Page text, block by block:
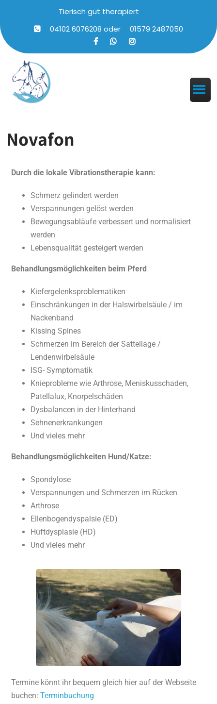
Tierisch gut therapiert
04102 6076208 oder 01579 2487050
Novafon
Durch die lokale Vibrationstherapie kann:
Schmerz gelindert werden
Verspannungen gelöst werden
Bewegungsabläufe verbessert und normalisiert
werden
Lebensqualität gesteigert werden
Behandlungsmöglichkeiten beim Pferd
Kiefergelenksproblematiken
Einschränkungen in der Halswirbelsäule / im
Nackenband
Kissing Spines
Schmerzen im Bereich der Sattellage /
Lendenwirbelsäule
ISG- Symptomatik
Knieprobleme wie Arthrose, Meniskusschaden,
Patellalux, Knorpelschäden
Dysbalancen in der Hinterhand
Sehnenerkrankungen
Und vieles mehr
Behandlungsmöglichkeiten Hund/Katze:
Spondylose
Verspannungen und Schmerzen im Rücken
Arthrose
Ellenbogendyspalsie (ED)
Hüftdysplasie (HD)
Und vieles mehr
Termine könnt ihr bequem gleich hier auf der Webseite
buchen:Terminbuchung